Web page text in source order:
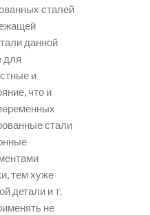
сталей
данной
для
и
что и
стали
тем хуже
детали и т.
не